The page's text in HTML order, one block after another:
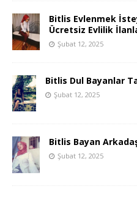
Bitlis Evlenmek
Ücretsiz Evlilik
Şubat 12, 2025
Bitlis Dul Bayanlar
Şubat 12, 2025
Bitlis Bayan
Şubat 12, 2025